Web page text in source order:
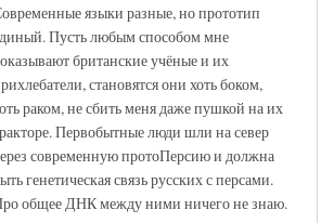
языки разные, но прототип
Пусть любым способом мне
британские учёные и их
становятся они хоть боком,
раком, не сбить меня даже пушкой на их
Первобытные люди шли на север
современную протоПерсию и должна
генетическая связь русских с персами.
общее ДНК между ними ничего не знаю.